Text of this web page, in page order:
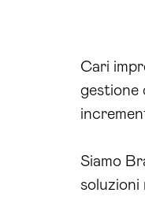
Cari
gestione
Siamo
soluzioni